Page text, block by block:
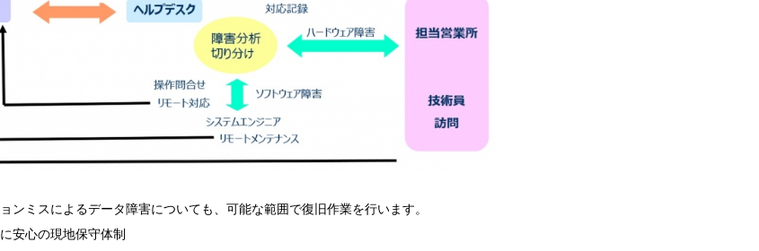
ンミスによるデータ障害についても、可能な範囲で復旧作業を行います。
安心の現地保守体制